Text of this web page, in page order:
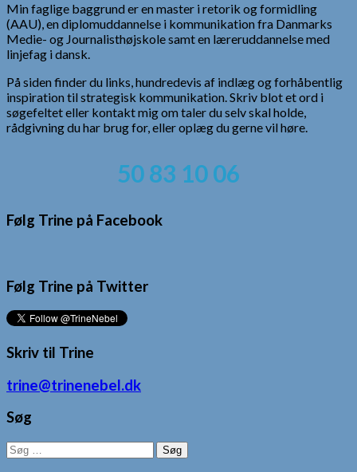
Min faglige baggrund er en master i retorik og formidling
(AAU), en diplomuddannelse i kommunikation fra Danmarks
Medie- og Journalisthøjskole samt en læreruddannelse med
linjefag i dansk.
På siden finder du links, hundredevis af indlæg og forhåbentlig
inspiration til strategisk kommunikation. Skriv blot et ord i
søgefeltet eller kontakt mig om taler du selv skal holde,
rådgivning du har brug for, eller oplæg du gerne vil høre.
50 83 10 06
Følg Trine på Facebook
Følg Trine på Twitter
Skriv til Trine
trine@trinenebel.dk
Søg
Søg
efter: